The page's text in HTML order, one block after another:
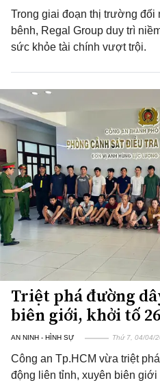
Trong giai đoạn thị trường đối
bênh, Regal Group duy trì
sức khỏe tài chính vượt trội.
Triệt phá đường
biên giới, khởi tố
AN NINH - HÌNH SỰ Thứ 7, 04/04/
Công an Tp.HCM vừa triệt
động liên tỉnh, xuyên biên